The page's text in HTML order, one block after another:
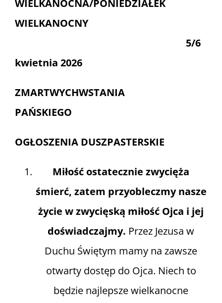
Informacje i media katolickie
Zamówienia Publiczne
WIELKANOCNA/PONIEDZIAŁEK
WIELKANOCNY
5/6
kwietnia 2026
ZMARTWYCHWSTANIA
PAŃSKIEGO
OGŁOSZENIA DUSZPASTERSKIE
Miłość ostatecznie zwycięża
śmierć, zatem przyobleczmy nasze
życie w zwycięską miłość Ojca i jej
doświadczajmy. Przez Jezusa w
Duchu Świętym mamy na zawsze
otwarty dostęp do Ojca. Niech to
będzie najlepsze wielkanocne